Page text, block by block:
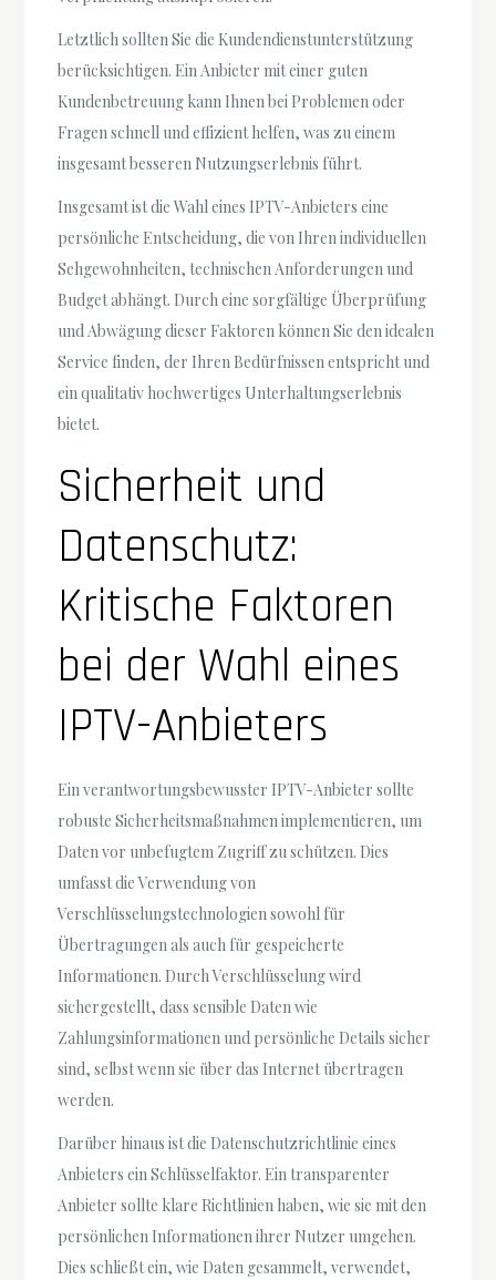
Letztlich sollten Sie die Kundendienstunterstützung
berücksichtigen. Ein Anbieter mit einer guten
Kundenbetreuung kann Ihnen bei Problemen oder
Fragen schnell und effizient helfen, was zu einem
insgesamt besseren Nutzungserlebnis führt.
Insgesamt ist die Wahl eines IPTV-Anbieters eine
persönliche Entscheidung, die von Ihren individuellen
Sehgewohnheiten, technischen Anforderungen und
Budget abhängt. Durch eine sorgfältige Überprüfung
und Abwägung dieser Faktoren können Sie den idealen
Service finden, der Ihren Bedürfnissen entspricht und
ein qualitativ hochwertiges Unterhaltungserlebnis
bietet.
Sicherheit und
Datenschutz:
Kritische Faktoren
bei der Wahl eines
IPTV-Anbieters
Ein verantwortungsbewusster IPTV-Anbieter sollte
robuste Sicherheitsmaßnahmen implementieren, um
Daten vor unbefugtem Zugriff zu schützen. Dies
umfasst die Verwendung von
Verschlüsselungstechnologien sowohl für
Übertragungen als auch für gespeicherte
Informationen. Durch Verschlüsselung wird
sichergestellt, dass sensible Daten wie
Zahlungsinformationen und persönliche Details sicher
sind, selbst wenn sie über das Internet übertragen
werden.
Darüber hinaus ist die Datenschutzrichtlinie eines
Anbieters ein Schlüsselfaktor. Ein transparenter
Anbieter sollte klare Richtlinien haben, wie sie mit den
persönlichen Informationen ihrer Nutzer umgehen.
Dies schließt ein, wie Daten gesammelt, verwendet,